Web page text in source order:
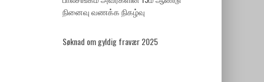
நினைவு வணக்க நிகழ்வு
Søknad om gyldig fravær 2025